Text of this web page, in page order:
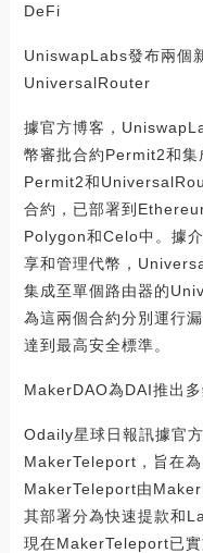
DeFi
UniswapLabs發布兩個
UniversalRouter
據官方博客，
幣審批合約Permit2和
Permit2和
合約，已部署到
Polygon和Celo中。據
享和管理代幣，
集成至單個路由器的
為這兩個合約分別運行
達到最高安全標準。
MakerDAO為DAI推出
Odaily星球日報訊據官
MakerTeleport，旨在為
MakerTeleport由
其部署分為快速提款和
現在MakerTeleport已